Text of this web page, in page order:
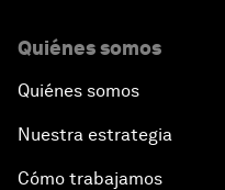
Quiénes somos
Quiénes somos
Nuestra estrategia
Cómo trabajamos